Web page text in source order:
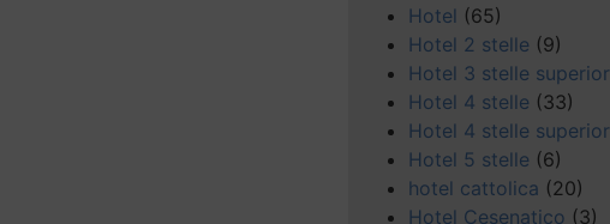
Hotel (65)
Hotel 2 stelle (9)
Hotel 3 stelle superior
Hotel 4 stelle (33)
Hotel 4 stelle superior
Hotel 5 stelle (6)
hotel cattolica (20)
Hotel Cesenatico (3)